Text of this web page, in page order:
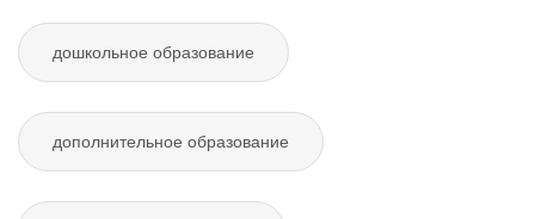
дошкольное образование
дополнительное образование